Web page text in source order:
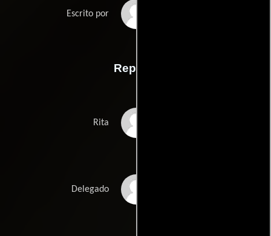
Escrito por
Reparto
Rita
Delegado